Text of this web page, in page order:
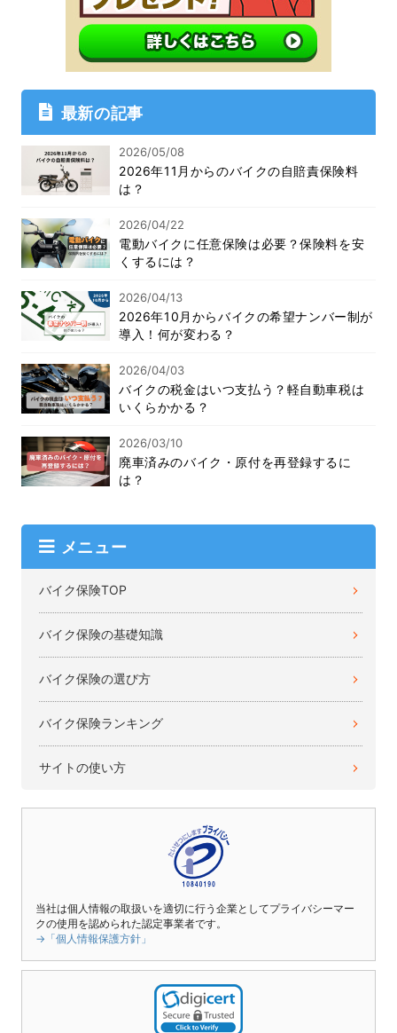
最新の記事
2026/05/08
2026年11月からのバイクの自賠責保険料
は？
2026/04/22
電動バイクに任意保険は必要？保険料を安
くするには？
2026/04/13
2026年10月からバイクの希望ナンバー制が
導入！何が変わる？
2026/04/03
バイクの税金はいつ支払う？軽自動車税は
いくらかかる？
2026/03/10
廃車済みのバイク・原付を再登録するに
は？
メニュー
バイク保険TOP
バイク保険の基礎知識
バイク保険の選び方
バイク保険ランキング
サイトの使い方
当社は個人情報の取扱いを適切に行う企業としてプライバシーマー
クの使用を認められた認定事業者です。
→「個人情報保護方針」